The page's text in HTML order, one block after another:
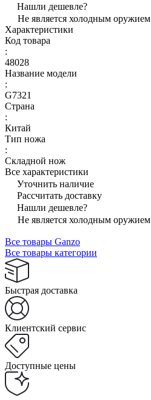
Нашли дешевле?
Не является холодным оружием
Характеристики
Код товара
:
48028
Название модели
:
G7321
Страна
:
Китай
Тип ножа
:
Складной нож
Все характеристики
Уточнить наличие
Рассчитать доставку
Нашли дешевле?
Не является холодным оружием
Все товары Ganzo
Все товары категории
Быстрая доставка
Клиентский сервис
Доступные цены